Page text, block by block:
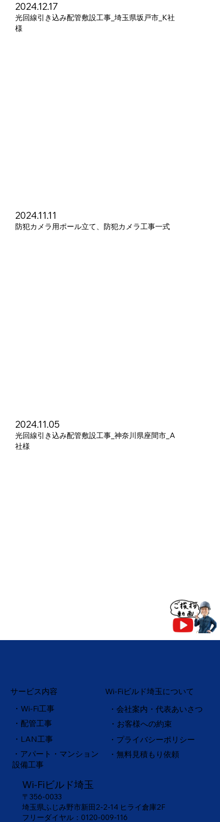
2024.12.17
光回線引き込み配管敷設工事_埼玉県坂戸市_K社
様
2024.11.11
防犯カメラ用ポール立て、防犯カメラ工事一式
2024.11.05
光回線引き込み配管敷設工事_神奈川県座間市_A
社様
サービス内容
・Wi-Fi工事
・ LAN工事
・配管工事
・アパート・マンション
設備工事
Wi-Fiビルド埼玉について
・会社案内・代表あいさつ
・お客様への約束
・プライバシーポリシー
・無料見積もり依頼
Wi-Fiビルド埼玉
〒356-0033
埼玉県ふじみ野市新田2-2-14 ヒライ倉庫2F
フリーダイヤル：0120-009-116